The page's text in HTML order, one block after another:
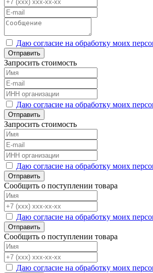
Даю согласие на обработку моих
Отправить
Запросить стоимость
Даю согласие на обработку моих
Отправить
Запросить стоимость
Даю согласие на обработку моих
Отправить
Сообщить о поступлении товара
Даю согласие на обработку моих
Отправить
Сообщить о поступлении товара
Даю согласие на обработку моих